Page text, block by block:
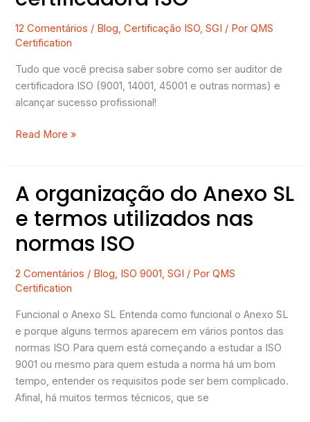
12 Comentários / Blog,Certificação ISO,SGI / PorQMS
Certification
Tudo que você precisa saber sobre como ser auditor de
certificadora ISO (9001, 14001, 45001 e outras normas) e
alcançar sucesso profissional!
Read More »
A organização do Anexo SL
e termos utilizados nas
normas ISO
2 Comentários / Blog, ISO 9001,SGI / PorQMS
Certification
Funcional o Anexo SL Entenda como funcional o Anexo SL
e porque alguns termos aparecem em vários pontos das
normas ISO Para quem está começando a estudar a ISO
9001 ou mesmo para quem estuda a norma há um bom
tempo, entender os requisitos pode ser bem complicado.
Afinal, há muitos termos técnicos, que se
A
organização
do
Anexo
e
termos
nas
normas
ISO